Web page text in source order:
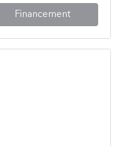
Financement